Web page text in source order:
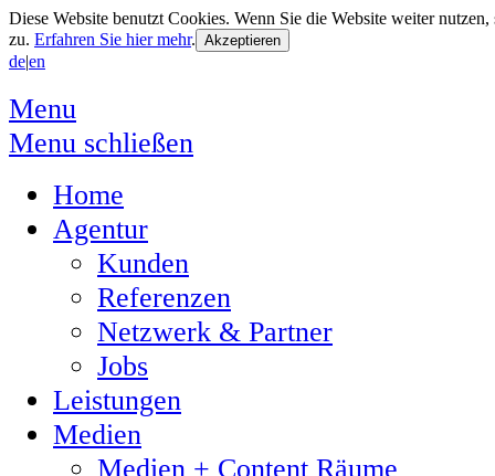
Diese Website benutzt Cookies. Wenn Sie die Website weiter
zu. Erfahren Sie hier mehr.
de|en
Menu
Menu schließen
Home
Agentur
Kunden
Referenzen
Netzwerk & Partner
Jobs
Leistungen
Medien
Medien + Content Räume